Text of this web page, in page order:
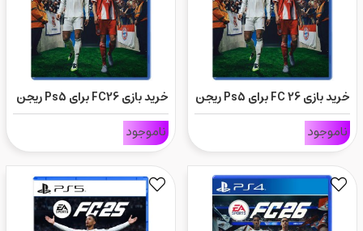
خرید بازی FC 26 برای Ps5 ریجن
3
ناموجود
خرید بازی FC26 برای Ps5 ریجن
All
ناموجود